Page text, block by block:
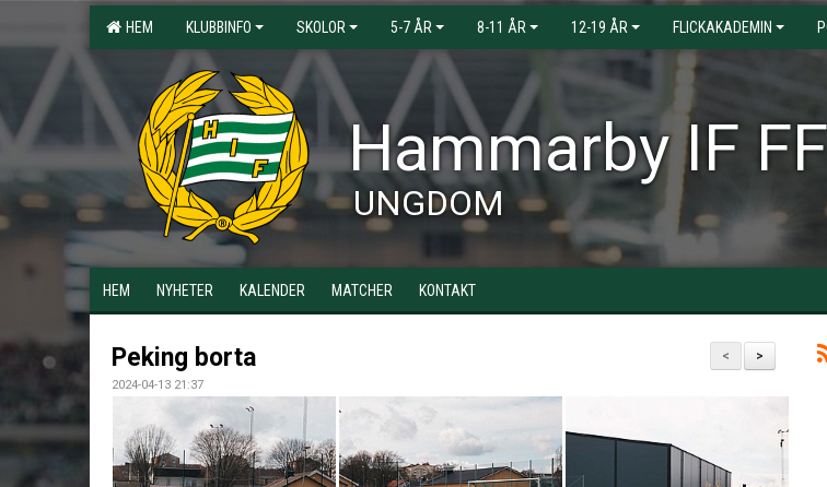
HEM KLUBBINFO SKOLOR 5-7 ÅR 8-11 ÅR 12-19 ÅR FLICKAKADEMIN
Hammarby IF FF
UNGDOM
HEM NYHETER KALENDER MATCHER KONTAKT
>
<
Peking borta
2024-04-13 21:37